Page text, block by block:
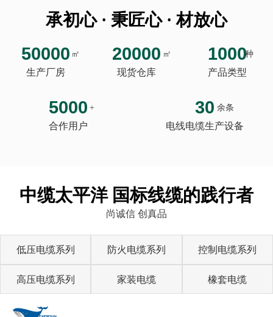
承初心 · 秉匠心 · 材放心
50000 ㎡
生产厂房
20000 ㎡
现货仓库
1000种
产品类型
5000 +
合作用户
30 余条
电线电缆生产设备
中缆太平洋 国标线缆的践行者
尚诚信 创真品
低压电缆系列 防火电缆系列 控制电缆系列
高压电缆系列 家装电缆 橡套电缆